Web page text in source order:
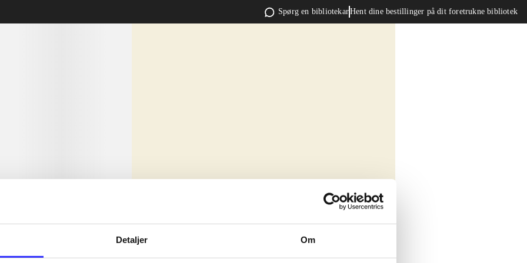
Detaljer Om
Spørg en bibliotekarHent dine bestillinger på dit foretrukne bibliotek
sit amet ...
sit amet ...